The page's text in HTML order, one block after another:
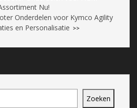
Nu!
Onderdelen voor Kymco Agility
en Personalisatie >>
Zoeken